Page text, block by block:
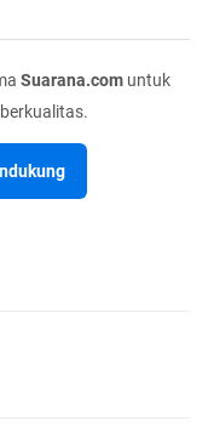
Suarana.comuntuk